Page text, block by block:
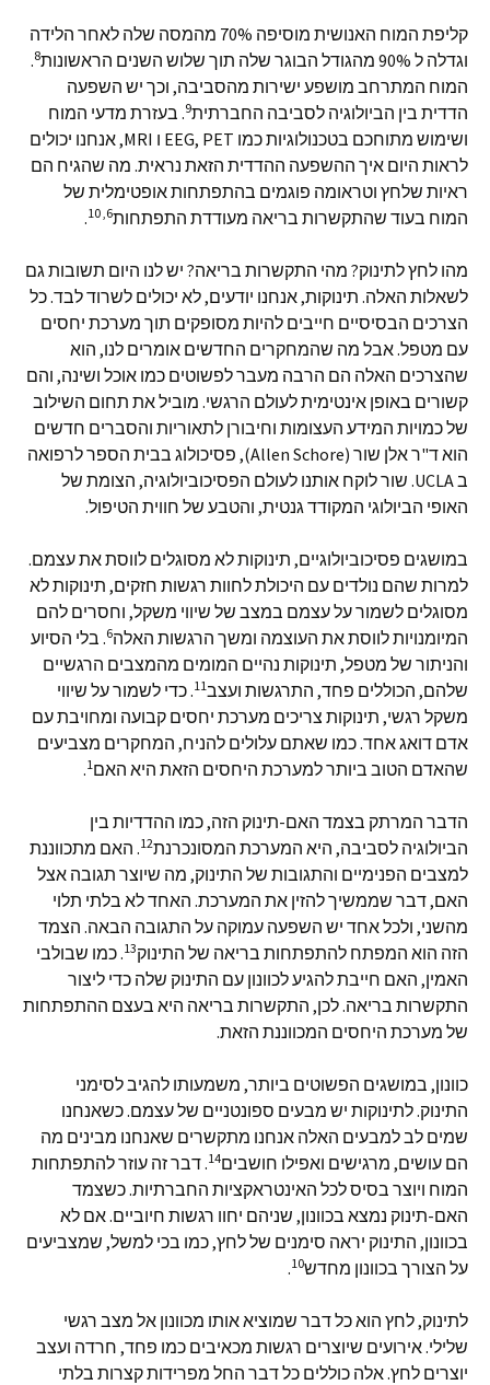
קליפת המוח האנושית מוסיפה 70% מהמסה שלה לאחר הלידה
וגדלה ל 90% מהגודל הבוגר שלה תוך שלוש השנים הראשונות
8
.
המוח המתרחב מושפע ישירות מהסביבה, וכך יש השפעה
הדדית בין הביולוגיה לסביבה החברתית9. בעזרת מדעי המוח
ושימוש מתוחכם בטכנולוגיות כמו EEG, PET ו MRI, אנחנו יכולים
לראות היום איך ההשפעה ההדדית הזאת נראית. מה שהגיח הם
ראיות שלחץ וטראומה פוגמים בהתפתחות אופטימלית של
המוח בעוד שהתקשרות בריאה מעודדת התפתחות6, 10
.
מהו לחץ לתינוק? מהי התקשרות בריאה? יש לנו היום תשובות גם
לשאלות האלה. תינוקות, אנחנו יודעים, לא יכולים לשרוד לבד. כל
הצרכים הבסיסיים חייבים להיות מסופקים תוך מערכת יחסים
עם מטפל. אבל מה שהמחקרים החדשים אומרים לנו, הוא
שהצרכים האלה הם הרבה מעבר לפשוטים כמו אוכל ושינה, והם
קשורים באופן אינטימית לעולם הרגשי. מוביל את תחום השילוב
של כמויות המידע העצומות וחיבורן לתאוריות והסברים חדשים
הוא ד"ר אלן שור (Allen Schore), פסיכולוג בבית הספר לרפואה
ב UCLA. שור לוקח אותנו לעולם הפסיכוביולוגיה, הצומת של
האופי הביולוגי המקודד גנטית, והטבע של חווית הטיפול.
במושגים פסיכוביולוגיים, תינוקות לא מסוגלים לווסת את עצמם.
למרות שהם נולדים עם היכולת לחוות רגשות חזקים, תינוקות לא
מסוגלים לשמור על עצמם במצב של שיווי משקל, וחסרים להם
המיומנויות לווסת את העוצמה ומשך הרגשות האלה6. בלי הסיוע
והניתור של מטפל, תינוקות נהיים המומים מהמצבים הרגשיים
שלהם, הכוללים פחד, התרגשות ועצב11. כדי לשמור על שיווי
משקל רגשי, תינוקות צריכים מערכת יחסים קבועה ומחויבת עם
אדם דואג אחד. כמו שאתם עלולים להניח, המחקרים מצביעים
שהאדם הטוב ביותר למערכת היחסים הזאת היא האם1
.
הדבר המרתק בצמד האם-תינוק הזה, כמו ההדדיות בין
הביולוגיה לסביבה, היא המערכת המסונכרנת12. האם מתכווננת
למצבים הפנימיים והתגובות של התינוק, מה שיוצר תגובה אצל
האם, דבר שממשיך להזין את המערכת. האחד לא בלתי תלוי
מהשני, ולכל אחד יש השפעה עמוקה על התגובה הבאה. הצמד
הזה הוא המפתח להתפתחות בריאה של התינוק13. כמו שבולבי
האמין, האם חייבת להגיע לכוונון עם התינוק שלה כדי ליצור
התקשרות בריאה. לכן, התקשרות בריאה היא בעצם ההתפתחות
של מערכת היחסים המכווננת הזאת.
כוונון, במושגים הפשוטים ביותר, משמעותו להגיב לסימני
התינוק. לתינוקות יש מבעים ספונטניים של עצמם. כשאנחנו
שמים לב למבעים האלה אנחנו מתקשרים שאנחנו מבינים מה
הם עושים, מרגישים ואפילו חושבים14. דבר זה עוזר להתפתחות
המוח ויוצר בסיס לכל האינטראקציות החברתיות. כשצמד
האם-תינוק נמצא בכוונון, שניהם יחוו רגשות חיוביים. אם לא
בכוונון, התינוק יראה סימנים של לחץ, כמו בכי למשל, שמצביעים
על הצורך בכוונון מחדש10
.
לתינוק, לחץ הוא כל דבר שמוציא אותו מכוונון אל מצב רגשי
שלילי. אירועים שיוצרים רגשות מכאיבים כמו פחד, חרדה ועצב
יוצרים לחץ. אלה כוללים כל דבר החל מפרידות קצרות בלתי